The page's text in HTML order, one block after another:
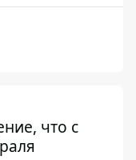
что с